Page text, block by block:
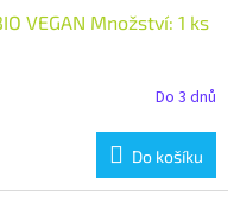
VEGAN Množství: 1 ks
Do 3 dnů
Do košíku